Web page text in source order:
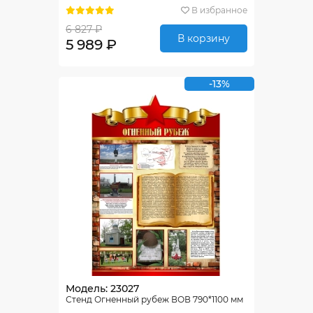
В избранное
6 827 ₽
5 989 ₽ В корзину
-13%
Модель: 23027
Стенд Огненный рубеж ВОВ 790*1100 мм